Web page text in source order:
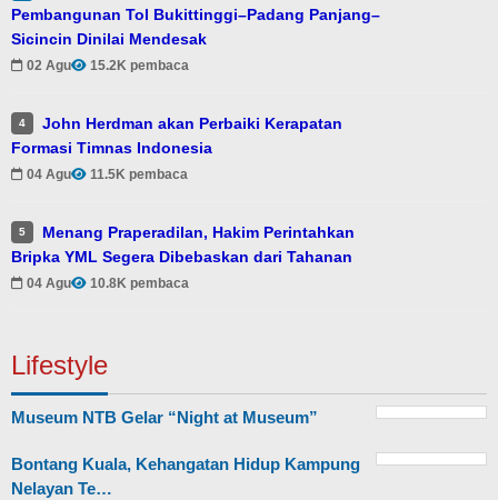
Pembangunan Tol Bukittinggi–Padang Panjang–
Sicincin Dinilai Mendesak
02 Agu 15.2K pembaca
4
John Herdman akan Perbaiki Kerapatan
Formasi Timnas Indonesia
04 Agu 11.5K pembaca
5
Menang Praperadilan, Hakim Perintahkan
Bripka YML Segera Dibebaskan dari Tahanan
04 Agu 10.8K pembaca
Lifestyle
Museum NTB Gelar “Night at Museum”
Bontang Kuala, Kehangatan Hidup Kampung
Nelayan Te…